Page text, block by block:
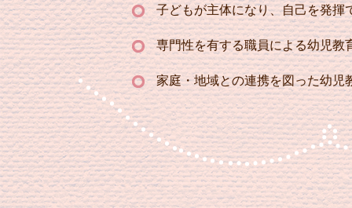
子どもが主体になり、自己を発揮
専門性を有する職員による幼児教
家庭・地域との連携を図った幼児